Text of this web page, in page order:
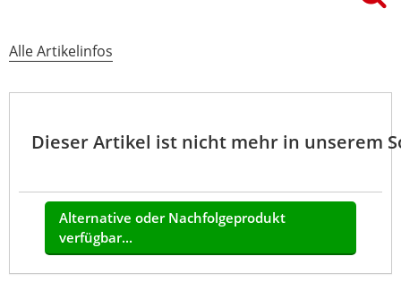
Alle Artikelinfos
Dieser Artikel ist nicht mehr in unserem
Alternative oder Nachfolgeprodukt
verfügbar...